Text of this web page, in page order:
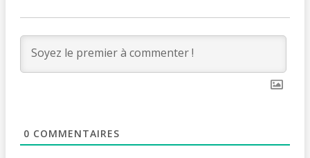
0 COMMENTAIRES